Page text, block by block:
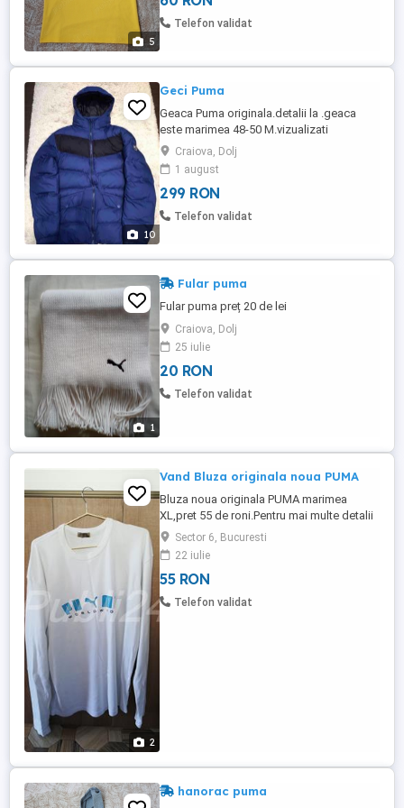
5
faceti comparatie cu dimensiunile scrise
Telefon validat
10
Geci Puma
Geaca Puma originala.detalii la .geaca
este marimea 48-50 M.vizualizati
anunțurile mele unde se găsesc sute de
produse originale și deosebite.
Craiova, Dolj
1 august
299 RON
Telefon validat
1
Fular puma
Fular puma preț 20 de lei
Craiova, Dolj
25 iulie
20 RON
Telefon validat
2
Vand Bluza originala noua PUMA
Bluza noua originala PUMA marimea
XL,pret 55 de roni.Pentru mai multe detalii
sunati-ma.Vizitati si restul anunturilor mele
poate va interesaza ceva.
Sector 6, Bucuresti
22 iulie
55 RON
Telefon validat
hanorac puma